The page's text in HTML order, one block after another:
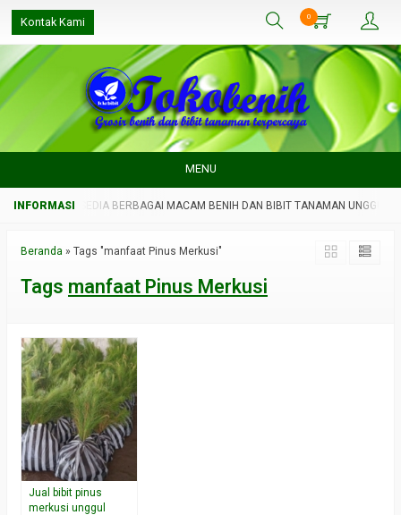
Kontak Kami 0
MENU
SEDIA BERBAGAI MACAM BENIH DAN BIBIT TANAMAN UNGGUL
Beranda » Tags "manfaat Pinus Merkusi"
Tags manfaat Pinus Merkusi
Jual bibit pinus
merkusi unggul